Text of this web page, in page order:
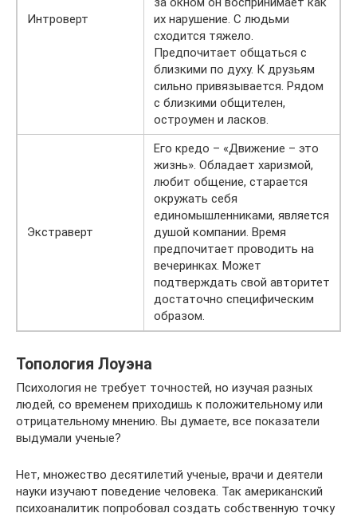
Интроверт
их нарушение. С людьми
сходится тяжело.
Предпочитает общаться с
близкими по духу. К друзьям
сильно привязывается. Рядом
с близкими общителен,
остроумен и ласков.
Экстраверт
Его кредо – «Движение – это
жизнь». Обладает харизмой,
любит общение, старается
окружать себя
единомышленниками, является
душой компании. Время
предпочитает проводить на
вечеринках. Может
подтверждать свой авторитет
достаточно специфическим
образом.
Топология Лоуэна
Психология не требует точностей, но изучая разных
людей, со временем приходишь к положительному или
отрицательному мнению. Вы думаете, все показатели
выдумали ученые?
Нет, множество десятилетий ученые, врачи и деятели
науки изучают поведение человека. Так американский
психоаналитик попробовал создать собственную точку